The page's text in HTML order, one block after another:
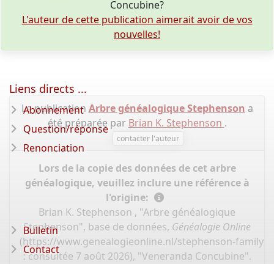
Concubine?
L'auteur de cette publication aimerait avoir de vos
nouvelles!
La publication Arbre généalogique Stephenson a
été préparée par Brian K. Stephenson .
contacter l'auteur
Lors de la copie des données de cet arbre
généalogique, veuillez inclure une référence à
l'origine:
Brian K. Stephenson , "Arbre généalogique
Stephenson", base de données, Généalogie Online
(https://www.genealogieonline.nl/stephenson-family-
: consultée 7 août 2026), "Veneranda Concubine".
Liens directs ...
Abonnement
Question/réponse
Renonciation
Bulletin
Contact